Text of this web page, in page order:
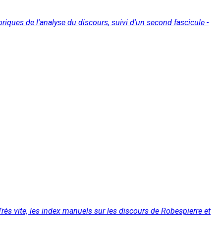
de l'analyse du discours, suivi d'un second fascicule -
vite, les index manuels sur les discours de Robespierre et